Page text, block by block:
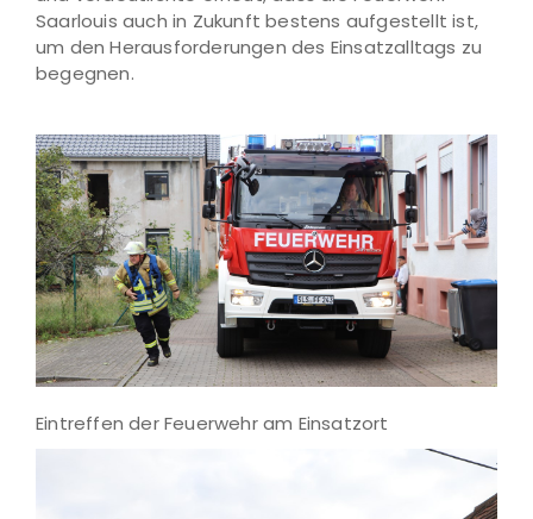
Saarlouis auch in Zukunft bestens aufgestellt ist,
um den Herausforderungen des Einsatzalltags zu
begegnen.
Eintreffen der Feuerwehr am Einsatzort